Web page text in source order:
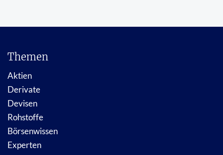
Themen
Aktien
Derivate
Devisen
Rohstoffe
Börsenwissen
Experten